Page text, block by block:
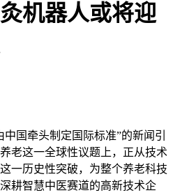
机器人或将迎
国牵头制定国际标准”的新闻引
老这一全球性议题上，正从技术
一历史性突破，为整个养老科技
耕智慧中医赛道的高新技术企